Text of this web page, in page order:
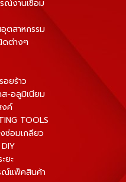
ณ์งานเชื่อม
ตสาหกรรม
ดต่างๆ
อยร้าว
ส-อลูมิเนียม
งค์
TOOLS
ซ่อมเกลียว
ยะ
ณ์แพ็คสินค้า